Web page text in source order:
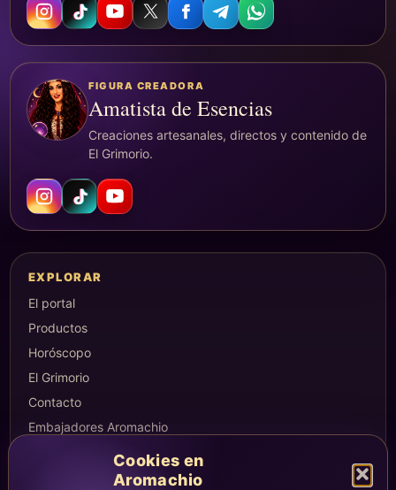
Cookies en
Aromachio
FIGURA CREADORA
Amatista de Esencias
Creaciones artesanales, directos y contenido de
El Grimorio.
EXPLORAR
El portal
Productos
Horóscopo
El Grimorio
Contacto
Embajadores Aromachio